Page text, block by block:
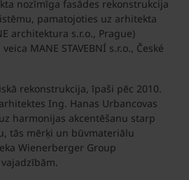
nozīmīga fasādes rekonstrukcija
pamatojoties uz arhitekta
architektura s.r.o., Prague)
MANE STAVEBNÍ s.r.o., České
rekonstrukcija, īpaši pēc 2010.
Ing. Hanas Urbancovas
harmonijas akcentēšanu starp
tās mērķi un būvmateriālu
Wienerberger Group